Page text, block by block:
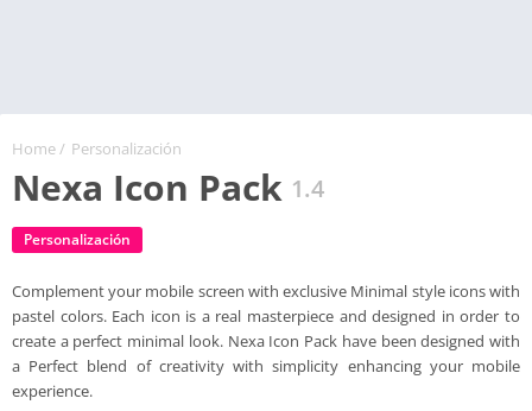
Home/ Personalización
Nexa Icon Pack 1.4
Personalización
Complement your mobile screen with exclusive Minimal style icons with
pastel colors. Each icon is a real masterpiece and designed in order to
create a perfect minimal look. Nexa Icon Pack have been designed with
a Perfect blend of creativity with simplicity enhancing your mobile
experience.